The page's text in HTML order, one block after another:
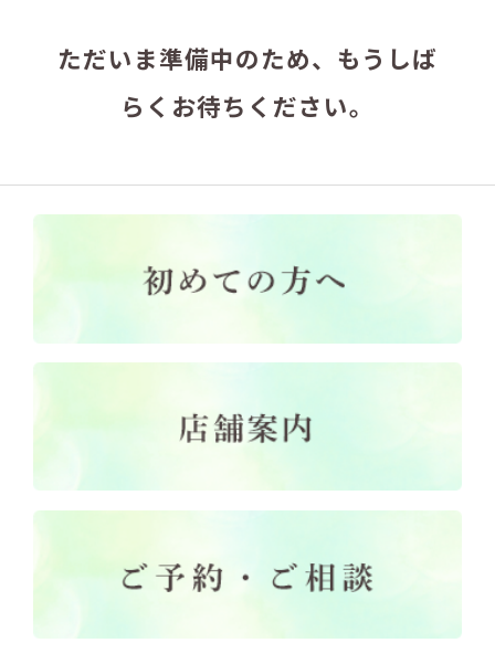
ただいま準備中のため、もうしば
らくお待ちください。